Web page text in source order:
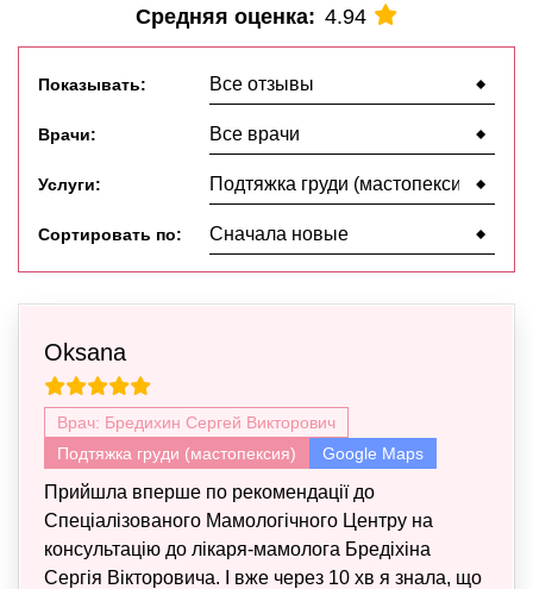
Средняя оценка: 4.94
Показывать:
Врачи:
Услуги:
Сортировать по:
Oksana
Врач: Бредихин Сергей Викторович
Подтяжка груди (мастопексия)
Google Maps
Прийшла вперше по рекомендації до
Спеціалізованого Мамологічного Центру на
консультацію до лікаря-мамолога Бредіхіна
Сергія Вікторовича. І вже через 10 хв я знала, що